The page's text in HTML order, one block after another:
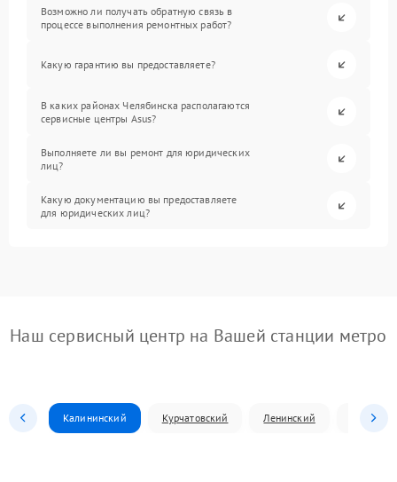
Возможно ли получать обратную связь в
процессе выполнения ремонтных работ?
Какую гарантию вы предоставляете?
В каких районах Челябинска располагаются
сервисные центры Asus?
Выполняете ли вы ремонт для юридических
лиц?
Какую документацию вы предоставляете
для юридических лиц?
Наш сервисный центр на Вашей станции метро
Калининский Курчатовский Ленинский